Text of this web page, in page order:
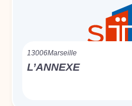
13006Marseille
L’ANNEXE